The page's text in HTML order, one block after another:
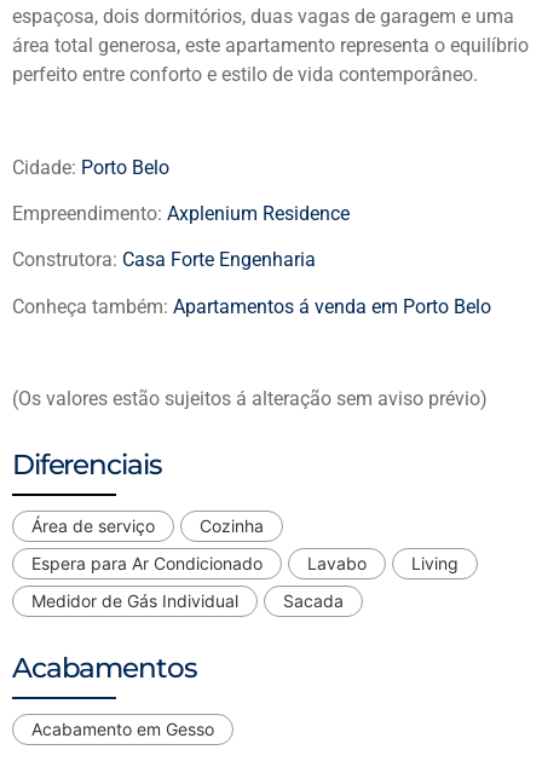
espaçosa, dois dormitórios, duas vagas de garagem e uma
área total generosa, este apartamento representa o equilíbrio
perfeito entre conforto e estilo de vida contemporâneo.
Cidade: Porto Belo
Empreendimento: Axplenium Residence
Construtora: Casa Forte Engenharia
Conheça também: Apartamentos á venda em Porto Belo
(Os valores estão sujeitos á alteração sem aviso prévio)
Diferenciais
Área de serviço
Cozinha
Espera para Ar Condicionado
Lavabo
Living
Medidor de Gás Individual
Sacada
Acabamentos
Acabamento em Gesso